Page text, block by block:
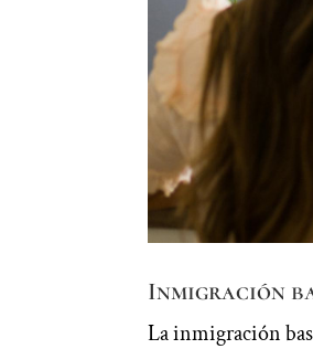
Inmigración
La inmigración